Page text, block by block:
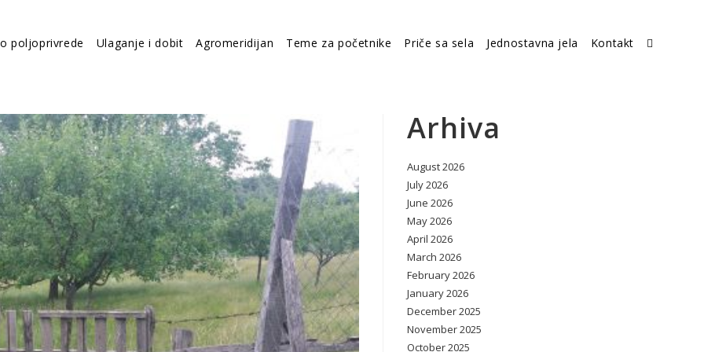
poljoprivrede Ulaganje i dobit Agromeridijan Teme za početnike Priče sa sela Jednostavna jela Kontakt Toggle
Arhiva
August 2026
July 2026
June 2026
May 2026
April 2026
March 2026
February 2026
January 2026
December 2025
November 2025
October 2025